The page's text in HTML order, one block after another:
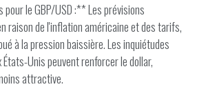
le GBP/USD :** Les prévisions
raison de l'inflation américaine et des tarifs,
à la pression baissière. Les inquiétudes
Unis peuvent renforcer le dollar,
attractive.